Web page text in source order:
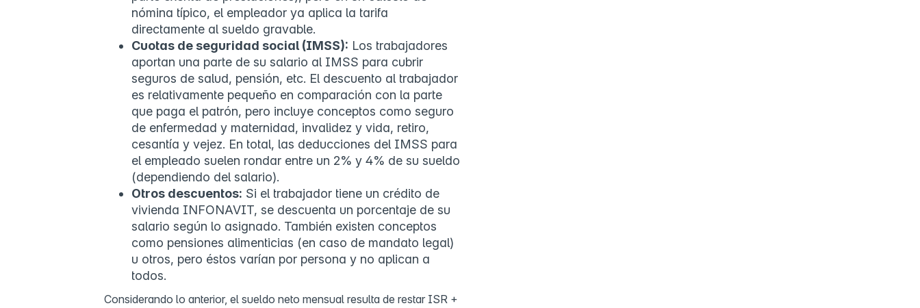
nómina típico, el empleador ya aplica la tarifa
directamente al sueldo gravable.
Cuotas de seguridad social (IMSS): Los trabajadores
aportan una parte de su salario al IMSS para cubrir
seguros de salud, pensión, etc. El descuento al trabajador
es relativamente pequeño en comparación con la parte
que paga el patrón, pero incluye conceptos como seguro
de enfermedad y maternidad, invalidez y vida, retiro,
cesantía y vejez. En total, las deducciones del IMSS para
el empleado suelen rondar entre un 2% y 4% de su sueldo
(dependiendo del salario).
Otros descuentos: Si el trabajador tiene un crédito de
vivienda INFONAVIT, se descuenta un porcentaje de su
salario según lo asignado. También existen conceptos
como pensiones alimenticias (en caso de mandato legal)
u otros, pero éstos varían por persona y no aplican a
todos.
Considerando lo anterior, el sueldo neto mensual resulta de restar ISR +